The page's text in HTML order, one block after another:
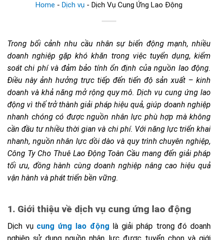
Home - Dịch vụ - Dịch Vụ Cung Ứng Lao Động
Trong bối cảnh nhu cầu nhân sự biến động mạnh, nhiều
doanh nghiệp gặp khó khăn trong việc tuyển dụng, kiểm
soát chi phí và đảm bảo tính ổn định của nguồn lao động.
Điều này ảnh hưởng trực tiếp đến tiến độ sản xuất – kinh
doanh và khả năng mở rộng quy mô. Dịch vụ cung ứng lao
động vì thế trở thành giải pháp hiệu quả, giúp doanh nghiệp
nhanh chóng có được nguồn nhân lực phù hợp mà không
cần đầu tư nhiều thời gian và chi phí. Với năng lực triển khai
nhanh, nguồn nhân lực dồi dào và quy trình chuyên nghiệp,
Công Ty Cho Thuê Lao Động Toàn Cầu mang đến giải pháp
tối ưu, đồng hành cùng doanh nghiệp nâng cao hiệu quả
vận hành và phát triển bền vững.
1. Giới thiệu về dịch vụ cung ứng lao động
Dịch vụ cung ứng lao động là giải pháp trong đó doanh